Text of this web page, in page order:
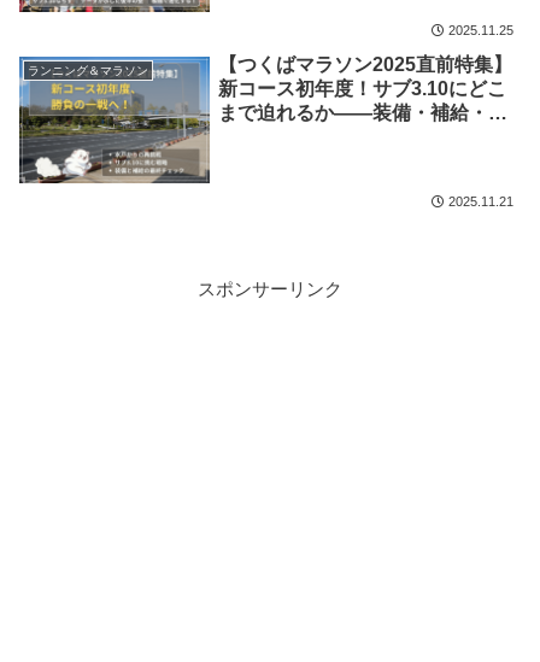
2025.11.25
ランニング＆マラソン
【つくばマラソン2025直前特集】
新コース初年度！サブ3.10にどこ
まで迫れるか――装備・補給・ペ
2025.11.21
スポンサーリンク